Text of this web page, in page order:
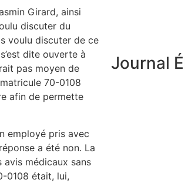
Girard, ainsi
discuter du
voulu discuter de ce
dite ouverte à
pas moyen de
70-0108
afin de permette
employé pris avec
a été non. La
médicaux sans
0108 était, lui,
Journal